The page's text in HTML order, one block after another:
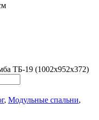
ТБ-19 (1002х952х372)
, Модульные спальни,